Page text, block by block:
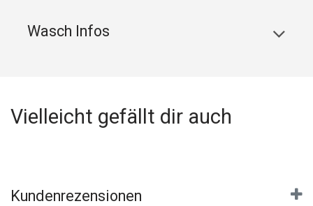
Wasch Infos
Vielleicht gefällt dir auch
Kundenrezensionen